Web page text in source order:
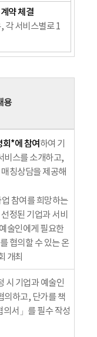
약 체결
각 서비스별로 1
용
*에 참여 하여 기
비스를 소개하고,
칭상담을 제공해
참여를 희망하는
정된 기업과 서비
술인에게 필요한
협의할 수 있는 온
개최
시 기업과 예술인
의하고, 단가를 책
서」를 필수 작성